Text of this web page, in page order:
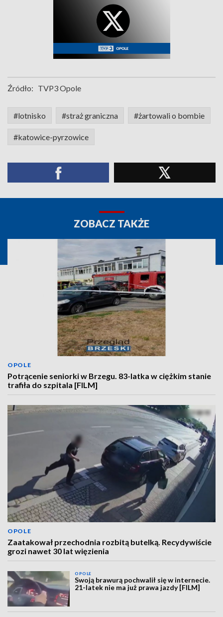
Źródło: TVP3 Opole
#lotnisko #straż graniczna #żartowali o bombie
#katowice-pyrzowice
ZOBACZ TAKŻE
OPOLE
Potrącenie seniorki w Brzegu. 83-latka w ciężkim stanie
trafiła do szpitala [FILM]
OPOLE
Zaatakował przechodnia rozbitą butelką. Recydywiście
grozi nawet 30 lat więzienia
OPOLE
Swoją brawurą pochwalił się w internecie.
21-latek nie ma już prawa jazdy [FILM]